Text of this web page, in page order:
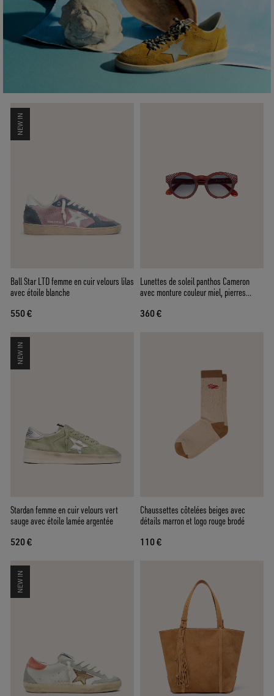
NEW IN
Ball Star LTD femme en cuir velours lilas
avec étoile blanche
550 €
Lunettes de soleil panthos Cameron
avec monture couleur miel, pierres
360 €
NEW IN
Stardan femme en cuir velours vert
sauge avec étoile lamée argentée
520 €
Chaussettes côtelées beiges avec
détails marron et logo rouge brodé
110 €
NEW IN